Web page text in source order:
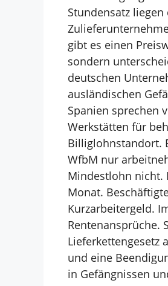
Stundensatz liegen
gibt es einen
sondern
deutschen
ausländischen
Spanien sprechen
Werkstätten für
Billiglohnstandort.
WfbM nur
Mindestlohn nicht.
Monat.
Kurzarbeitergeld.
Rentenansprüche.
Lieferkettengesetz
und eine
in Gefängnissen